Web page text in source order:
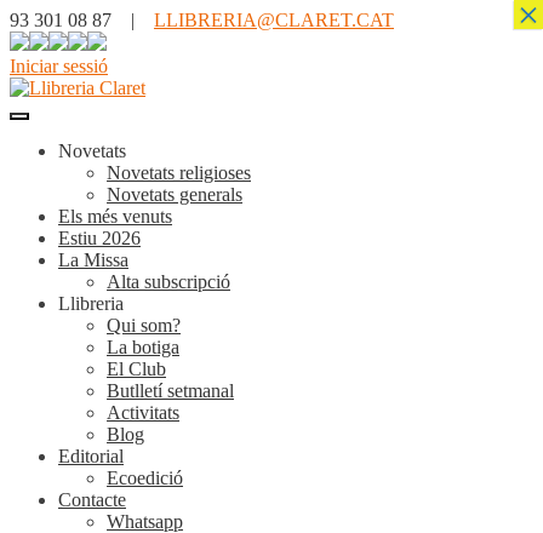
93 301 08 87 | LLIBRERIA@CLARET.CAT
Iniciar sessió
Novetats
Novetats religioses
Novetats generals
Els més venuts
Estiu 2026
La Missa
Alta subscripció
Llibreria
Qui som?
La botiga
El Club
Butlletí setmanal
Activitats
Blog
Editorial
Ecoedició
Contacte
Whatsapp
×